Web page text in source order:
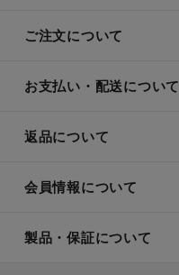
ご注文について
お支払い・配送について
返品について
会員情報について
製品・保証について